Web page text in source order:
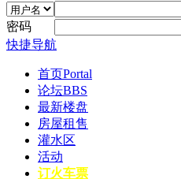
密码
快捷导航
首页Portal
论坛BBS
最新楼盘
房屋租售
灌水区
活动
订火车票